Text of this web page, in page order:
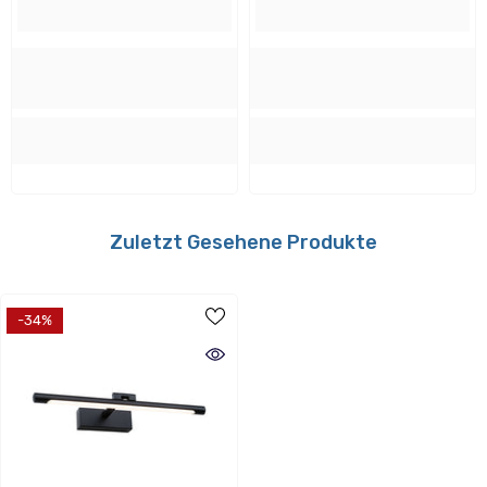
Energieverbrauch
F
Lebensdauer:
Zuletzt Gesehene Produkte
-34%